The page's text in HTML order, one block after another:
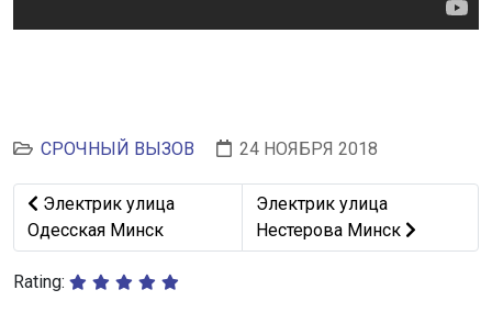
СРОЧНЫЙ ВЫЗОВ 24 НОЯБРЯ 2018
Предыдущий: Электрик улица Одесская Минск
Электрик улица
Одесская Минск
Следующий: Электрик
Электрик улица
Нестерова Минск
Rating: